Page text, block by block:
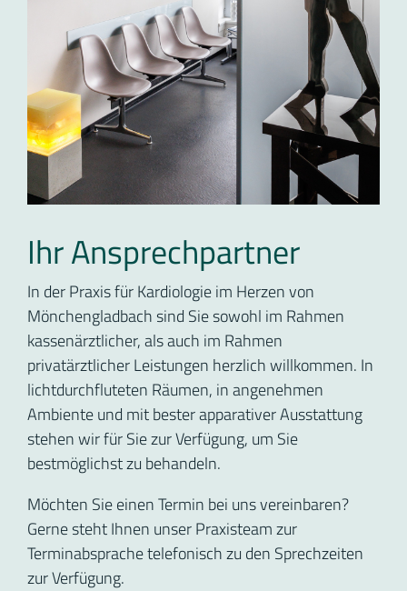
Ihr Ansprechpartner
In der Praxis für Kardiologie im Herzen von
Mönchengladbach sind Sie sowohl im Rahmen
kassenärztlicher, als auch im Rahmen
privatärztlicher Leistungen herzlich willkommen. In
lichtdurchfluteten Räumen, in angenehmen
Ambiente und mit bester apparativer Ausstattung
stehen wir für Sie zur Verfügung, um Sie
bestmöglichst zu behandeln.
Möchten Sie einen Termin bei uns vereinbaren?
Gerne steht Ihnen unser Praxisteam zur
Terminabsprache telefonisch zu den Sprechzeiten
zur Verfügung.